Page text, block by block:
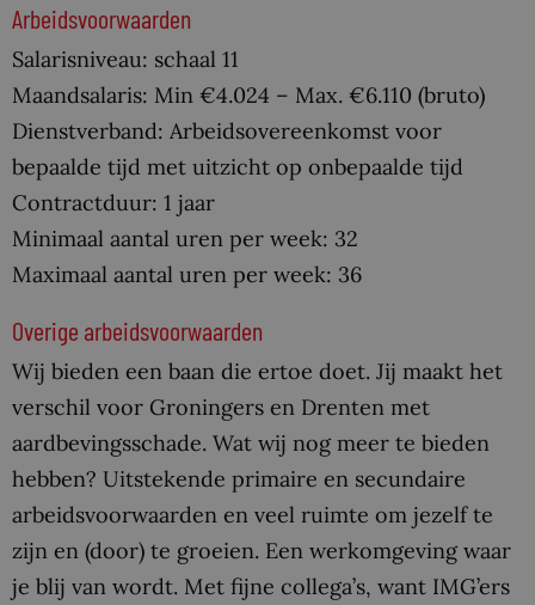
Arbeidsvoorwaarden
Salarisniveau: schaal 11
Maandsalaris: Min €4.024 – Max. €6.110 (bruto)
Dienstverband: Arbeidsovereenkomst voor
bepaalde tijd met uitzicht op onbepaalde tijd
Contractduur: 1 jaar
Minimaal aantal uren per week: 32
Maximaal aantal uren per week: 36
Overige arbeidsvoorwaarden
Wij bieden een baan die ertoe doet. Jij maakt het
verschil voor Groningers en Drenten met
aardbevingsschade. Wat wij nog meer te bieden
hebben? Uitstekende primaire en secundaire
arbeidsvoorwaarden en veel ruimte om jezelf te
zijn en (door) te groeien. Een werkomgeving waar
je blij van wordt. Met fijne collega’s, want IMG’ers